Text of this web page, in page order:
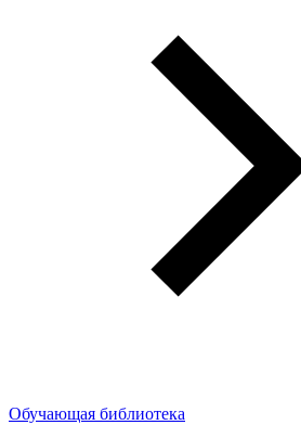
Обучающая библиотека